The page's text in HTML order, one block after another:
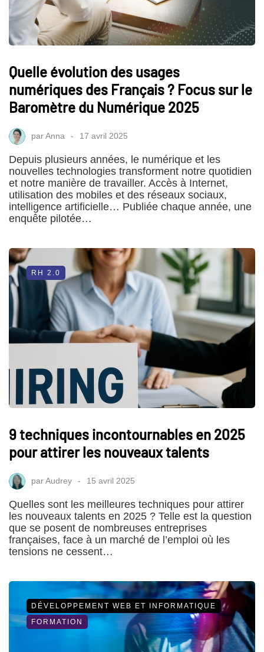
Quelle évolution des usages
numériques des Français ? Focus sur le
Baromètre du Numérique 2025
parAnna 17 avril 2025
Depuis plusieurs années, le numérique et les
nouvelles technologies transforment notre quotidien
et notre manière de travailler. Accès à Internet,
utilisation des mobiles et des réseaux sociaux,
intelligence artificielle… Publiée chaque année, une
enquête pilotée…
RH 2.0
9 techniques incontournables en 2025
pour attirer les nouveaux talents
parAudrey 15 avril 2025
Quelles sont les meilleures techniques pour attirer
les nouveaux talents en 2025 ? Telle est la question
que se posent de nombreuses entreprises
françaises, face à un marché de l’emploi où les
tensions ne cessent…
DÉVELOPPEMENT WEB ET INFORMATIQUE
FORMATION